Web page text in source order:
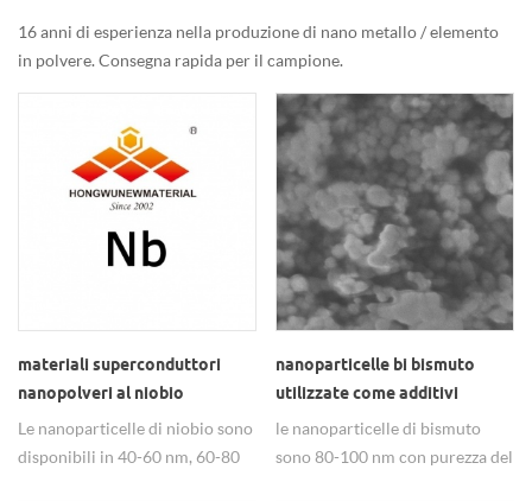
16 anni di esperienza nella produzione di nano metallo / elemento
in polvere. Consegna rapida per il campione.
materiali superconduttori
nanopolveri al niobio
Le nanoparticelle di niobio sono
disponibili in 40-60 nm, 60-80
nanoparticelle bi bismuto
utilizzate come additivi
lubrificanti nanometri
metallici
le nanoparticelle di bismuto
sono 80-100 nm con purezza del